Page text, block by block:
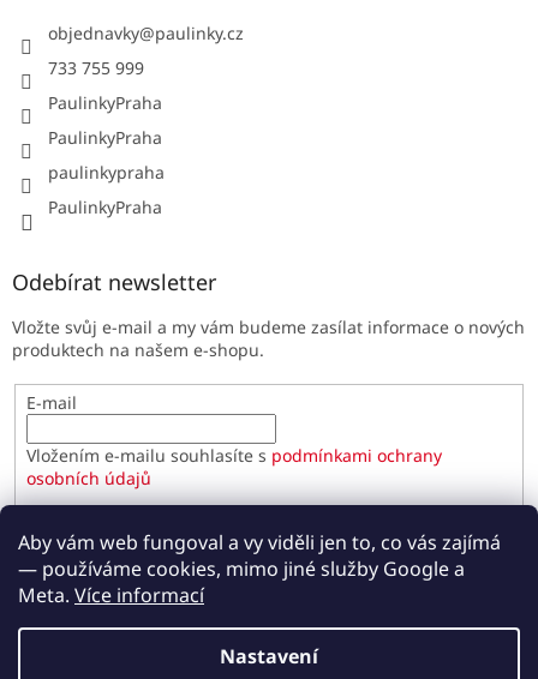
Aby vám web fungoval a vy viděli jen to, co vás zajímá
— používáme cookies, mimo jiné služby Google a
Meta. Více informací
Nastavení
objednavky@paulinky.cz
733 755 999
PaulinkyPraha
PaulinkyPraha
paulinkypraha
PaulinkyPraha
Odebírat newsletter
Vložte svůj e-mail a my vám budeme zasílat informace o nových
produktech na našem e-shopu.
E-mail
Vložením e-mailu souhlasíte s podmínkami ochrany
osobních údajů
PŘIHLÁSIT SE